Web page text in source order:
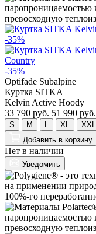
-35%
-35%
Optifade Subalpine
Куртка SITKA
Kelvin Active Hoody
33 790 руб. 51 990 руб.
S M XL XXL
Добавить в корзину
Нет в наличии
Уведомить